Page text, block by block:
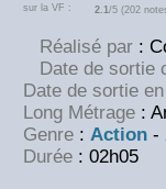
sur la VF :
2.1/5 (202
Réalisé par :
Date de sortie
Date de sortie
Long Métrage :
Genre : Action -
Durée : 02h05